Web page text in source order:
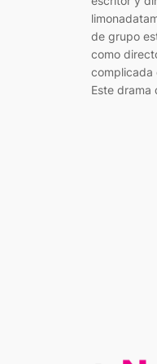
de grupo
como
complicada
Este drama